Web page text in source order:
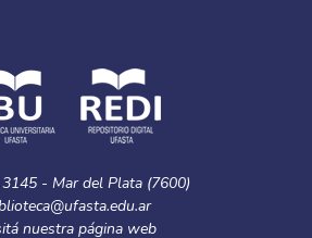
3145 - Mar del Plata (7600)
nuestra página web